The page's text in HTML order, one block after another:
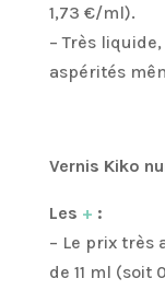
1,73 €/ml).
– Très
aspérités
Vernis Kiko
Les + :
– Le prix très
de 11 ml (soit